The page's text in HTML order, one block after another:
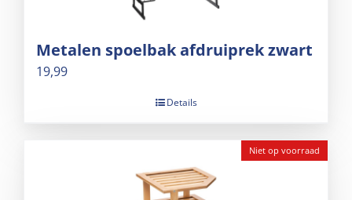
Metalen spoelbak afdruiprek zwart
19,99
Details
Niet op voorraad